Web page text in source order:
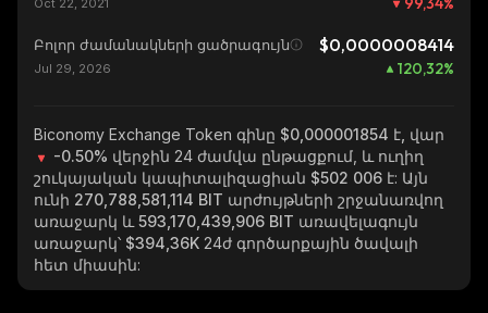
Oct 22, 2021
Բոլոր ժամանակների ցածրագույն $0,0000008414
Jul 29, 2026 120,32%
Biconomy Exchange Token գինը $0,000001854 է, վար
-0.50% վերջին 24 ժամվա ընթացքում, և ուղիղ
շուկայական կապիտալիզացիան $502 006 է: Այն
ունի 270,788,581,114 BIT արժույթների շրջանառվող
առաջարկ և 593,170,439,906 BIT առավելագույն
առաջարկ՝ $394,36K 24ժ գործարքային ծավալի
հետ միասին: